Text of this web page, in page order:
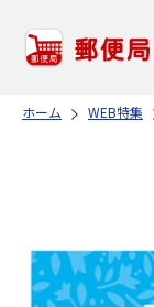
ホーム WEB特集